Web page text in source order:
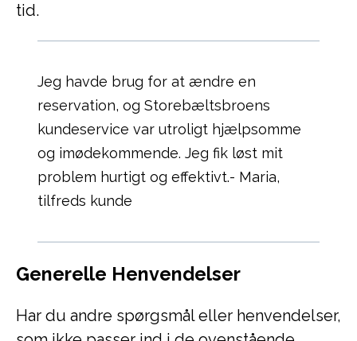
tid.
Jeg havde brug for at ændre en
reservation, og Storebæltsbroens
kundeservice var utroligt hjælpsomme
og imødekommende. Jeg fik løst mit
problem hurtigt og effektivt.- Maria,
tilfreds kunde
Generelle Henvendelser
Har du andre spørgsmål eller henvendelser,